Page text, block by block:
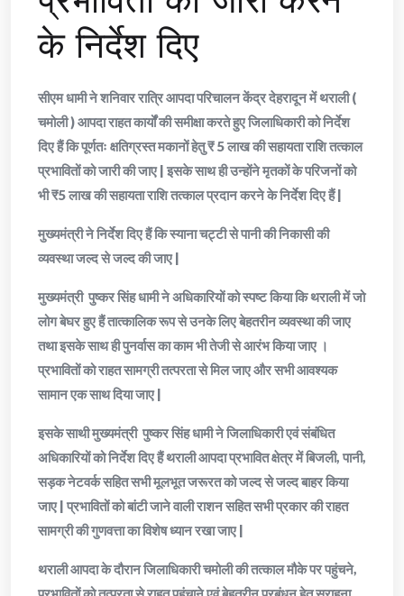
के निर्देश दिए
सीएम धामी ने शनिवार रात्रि आपदा परिचालन केंद्र देहरादून में थराली (
चमोली ) आपदा राहत कार्यों की समीक्षा करते हुए जिलाधिकारी को निर्देश
दिए हैं कि पूर्णतः क्षतिग्रस्त मकानों हेतु ₹ 5 लाख की सहायता राशि तत्काल
प्रभावितों को जारी की जाए | इसके साथ ही उन्होंने मृतकों के परिजनों को
भी ₹5 लाख की सहायता राशि तत्काल प्रदान करने के निर्देश दिए हैं |
मुख्यमंत्री ने निर्देश दिए हैं कि स्याना चट्टी से पानी की निकासी की
व्यवस्था जल्द से जल्द की जाए |
मुख्यमंत्री पुष्कर सिंह धामी ने अधिकारियों को स्पष्ट किया कि थराली में जो
लोग बेघर हुए हैं तात्कालिक रूप से उनके लिए बेहतरीन व्यवस्था की जाए
तथा इसके साथ ही पुनर्वास का काम भी तेजी से आरंभ किया जाए ।
प्रभावितों को राहत सामग्री तत्परता से मिल जाए और सभी आवश्यक
सामान एक साथ दिया जाए |
इसके साथी मुख्यमंत्री पुष्कर सिंह धामी ने जिलाधिकारी एवं संबंधित
अधिकारियों को निर्देश दिए हैं थराली आपदा प्रभावित क्षेत्र में बिजली, पानी,
सड़क नेटवर्क सहित सभी मूलभूत जरूरत को जल्द से जल्द बाहर किया
जाए | प्रभावितों को बांटी जाने वाली राशन सहित सभी प्रकार की राहत
सामग्री की गुणवत्ता का विशेष ध्यान रखा जाए |
थराली आपदा के दौरान जिलाधिकारी चमोली की तत्काल मौके पर पहुंचने,